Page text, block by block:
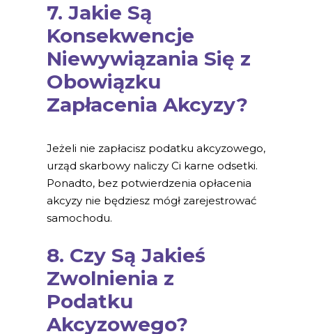
7. Jakie Są
Konsekwencje
Niewywiązania Się z
Obowiązku
Zapłacenia Akcyzy?
Jeżeli nie zapłacisz podatku akcyzowego,
urząd skarbowy naliczy Ci karne odsetki.
Ponadto, bez potwierdzenia opłacenia
akcyzy nie będziesz mógł zarejestrować
samochodu.
8. Czy Są Jakieś
Zwolnienia z
Podatku
Akcyzowego?